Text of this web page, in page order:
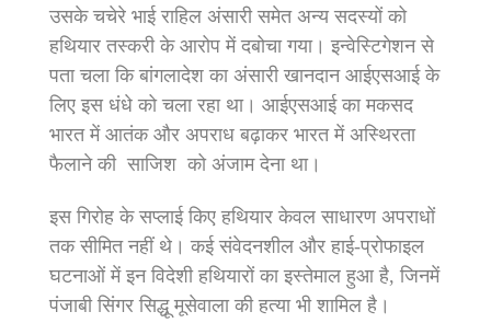
उसके चचेरे भाई राहिल अंसारी समेत अन्य सदस्यों को
हथियार तस्करी के आरोप में दबोचा गया। इन्वेस्टिगेशन से
पता चला कि बांगलादेश का अंसारी खानदान आईएसआई के
लिए इस धंधे को चला रहा था। आईएसआई का मकसद
भारत में आतंक और अपराध बढ़ाकर भारत में अस्थिरता
फैलाने की साजिश को अंजाम देना था।
इस गिरोह के सप्लाई किए हथियार केवल साधारण अपराधों
तक सीमित नहीं थे। कई संवेदनशील और हाई-प्रोफाइल
घटनाओं में इन विदेशी हथियारों का इस्तेमाल हुआ है, जिनमें
पंजाबी सिंगर सिद्धू मूसेवाला की हत्या भी शामिल है।